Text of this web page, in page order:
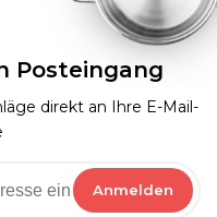
Posteingang
direkt an Ihre E-Mail-
Anmelden